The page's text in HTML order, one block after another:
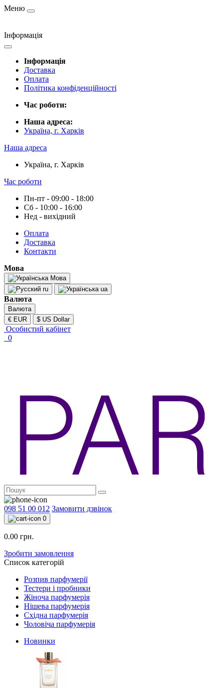
Меню
Інформація
Інформація
Доставка
Оплата
Політика конфіденційності
Час роботи:
Наша адреса:
Україна, г. Харків
Наша адреса
Україна, г. Харків
Час роботи
Пн-пт - 09:00 - 18:00
Сб - 10:00 - 16:00
Нед - вихідний
Оплата
Доставка
Контакти
Мова
Мова
ru
ua
Валюта
Валюта
€ EUR
$ US Dollar
Особистий кабінет
0
098 51 00 012 Замовити дзвінок
0
0.00 грн.
Зробити замовлення
Список категорій
Розпив парфумерії
Тестери і пробники
Жіноча парфумерія
Нішева парфумерія
Східна парфумерія
Чоловіча парфумерія
Новинки